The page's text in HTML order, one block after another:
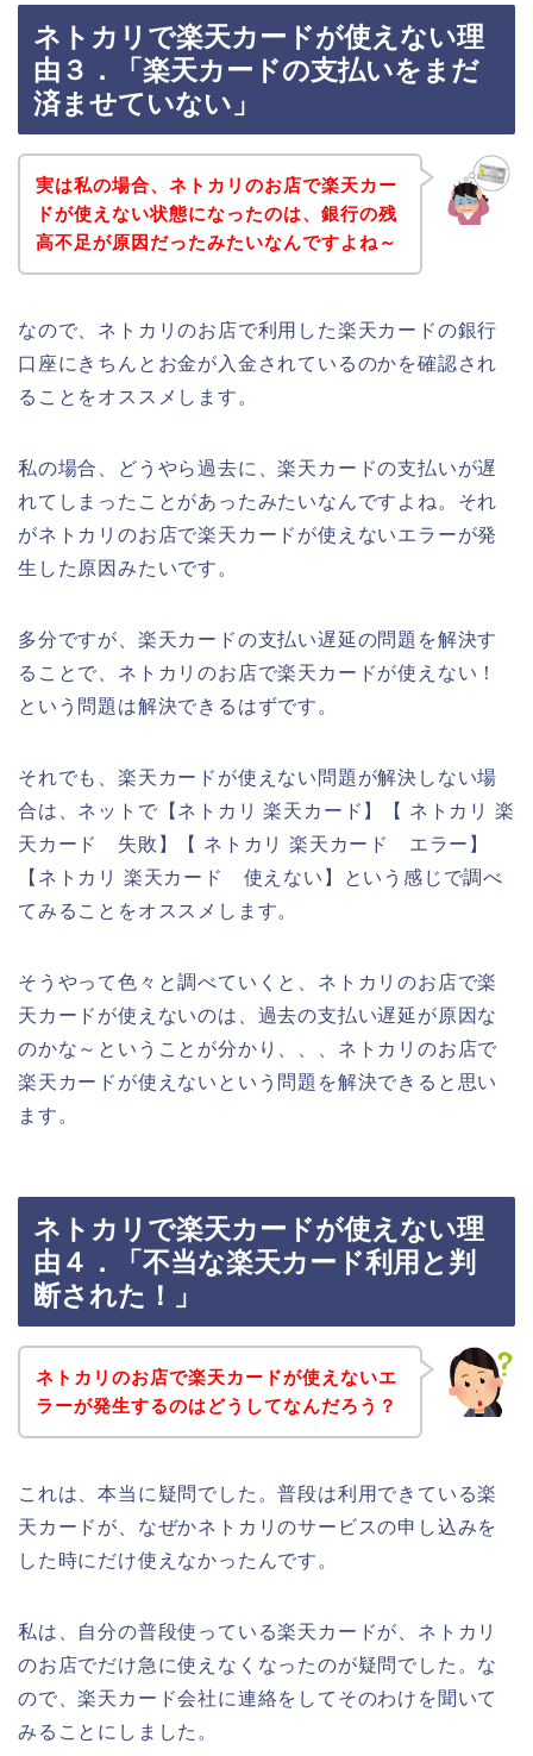
ネトカリで楽天カードが使えない理
由３．「楽天カードの支払いをまだ
済ませていない」
実は私の場合、ネトカリのお店で楽天カー
ドが使えない状態になったのは、銀行の残
高不足が原因だったみたいなんですよね～
なので、ネトカリのお店で利用した楽天カードの銀行
口座にきちんとお金が入金されているのかを確認され
ることをオススメします。
私の場合、どうやら過去に、楽天カードの支払いが遅
れてしまったことがあったみたいなんですよね。それ
がネトカリのお店で楽天カードが使えないエラーが発
生した原因みたいです。
多分ですが、楽天カードの支払い遅延の問題を解決す
ることで、ネトカリのお店で楽天カードが使えない！
という問題は解決できるはずです。
それでも、楽天カードが使えない問題が解決しない場
合は、ネットで【ネトカリ 楽天カード】【 ネトカリ 楽
天カード 失敗】【 ネトカリ 楽天カード エラー】
【ネトカリ 楽天カード 使えない】という感じで調べ
てみることをオススメします。
そうやって色々と調べていくと、ネトカリのお店で楽
天カードが使えないのは、過去の支払い遅延が原因な
のかな～ということが分かり、、、ネトカリのお店で
楽天カードが使えないという問題を解決できると思い
ます。
ネトカリで楽天カードが使えない理
由４．「不当な楽天カード利用と判
断された！」
ネトカリのお店で楽天カードが使えないエ
ラーが発生するのはどうしてなんだろう？
これは、本当に疑問でした。普段は利用できている楽
天カードが、なぜかネトカリのサービスの申し込みを
した時にだけ使えなかったんです。
私は、自分の普段使っている楽天カードが、ネトカリ
のお店でだけ急に使えなくなったのが疑問でした。な
ので、楽天カード会社に連絡をしてそのわけを聞いて
みることにしました。